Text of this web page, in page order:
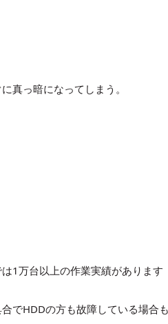
真っ暗になってしまう。
1万台以上の作業実績があります
でHDDの方も故障している場合も